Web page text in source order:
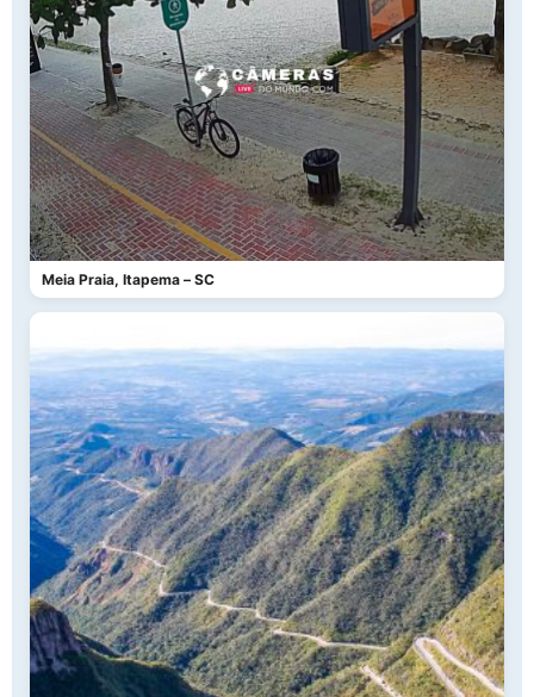
Meia Praia, Itapema – SC